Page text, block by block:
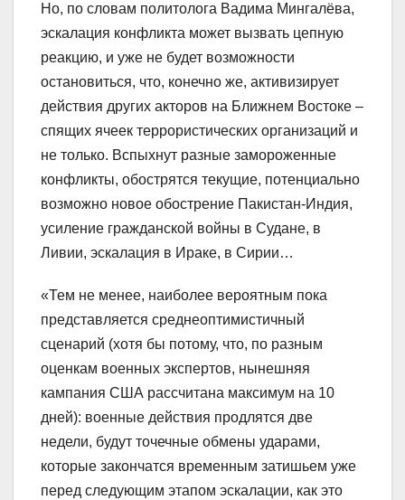
Но, по словам политолога Вадима Мингалёва,
эскалация конфликта может вызвать цепную
реакцию, и уже не будет возможности
остановиться, что, конечно же, активизирует
действия других акторов на Ближнем Востоке –
спящих ячеек террористических организаций и
не только. Вспыхнут разные замороженные
конфликты, обострятся текущие, потенциально
возможно новое обострение Пакистан-Индия,
усиление гражданской войны в Судане, в
Ливии, эскалация в Ираке, в Сирии…
«Тем не менее, наиболее вероятным пока
представляется среднеоптимистичный
сценарий (хотя бы потому, что, по разным
оценкам военных экспертов, нынешняя
кампания США рассчитана максимум на 10
дней): военные действия продлятся две
недели, будут точечные обмены ударами,
которые закончатся временным затишьем уже
перед следующим этапом эскалации, как это